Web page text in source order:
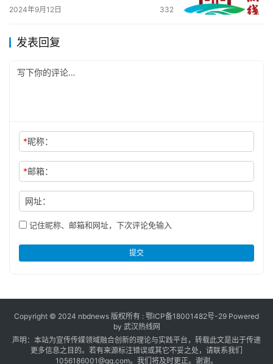
2024年9月12日 332
发表回复
*昵称：
*邮箱：
网址：
记住昵称、邮箱和网址，下次评论免输入
提交
Copyright © 2024 nbdnews 版权所有 : 鄂ICP备18001482号-29 Powered
by 武汉热线网
声明：本站为宣传传媒领域融合创新的理论与实践平台，转载此文是出于传递
更多信息之目的。若有来源标注错误或其它不妥之处，请联系我们
1056186001@qq.com。我们将及时更正。谢谢。